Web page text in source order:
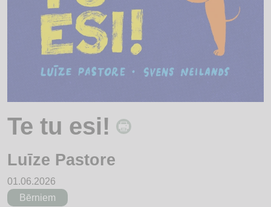
Te tu esi!
Luīze Pastore
01.06.2026
Bērniem